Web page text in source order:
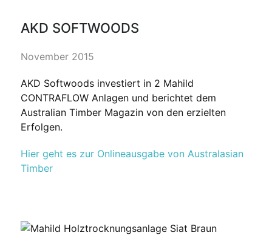
AKD SOFTWOODS
November 2015
AKD Softwoods investiert in 2 Mahild
CONTRAFLOW Anlagen und berichtet dem
Australian Timber Magazin von den erzielten
Erfolgen.
Hier geht es zur Onlineausgabe von Australasian
Timber